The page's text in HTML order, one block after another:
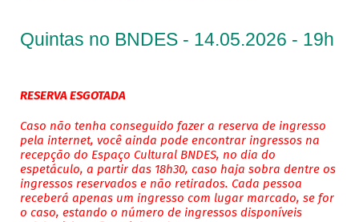
Quintas no BNDES - 14.05.2026 - 19h
RESERVA ESGOTADA
Caso não tenha conseguido fazer a reserva de ingresso
pela internet, você ainda pode encontrar ingressos na
recepção do Espaço Cultural BNDES, no dia do
espetáculo, a partir das 18h30, caso haja sobra dentre os
ingressos reservados e não retirados. Cada pessoa
receberá apenas um ingresso com lugar marcado, se for
o caso, estando o número de ingressos disponíveis